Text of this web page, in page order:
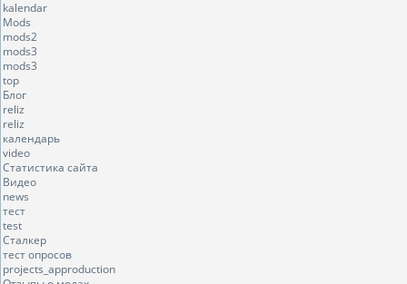
kalendar
Mods
mods2
mods3
mods3
top
Блог
reliz
reliz
календарь
video
Статистика сайта
Видео
news
тест
test
Сталкер
тест опросов
projects_approduction